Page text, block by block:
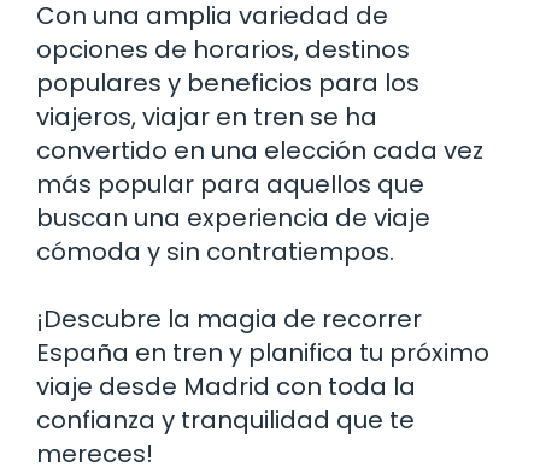
Con una amplia variedad de
opciones de horarios, destinos
populares y beneficios para los
viajeros, viajar en tren se ha
convertido en una elección cada vez
más popular para aquellos que
buscan una experiencia de viaje
cómoda y sin contratiempos.
¡Descubre la magia de recorrer
España en tren y planifica tu próximo
viaje desde Madrid con toda la
confianza y tranquilidad que te
mereces!